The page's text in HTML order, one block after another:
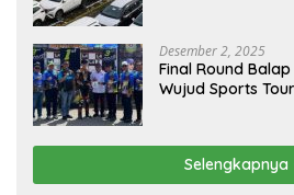
Desember 2, 2025
Final Round
Wujud Sports
Selengkapnya